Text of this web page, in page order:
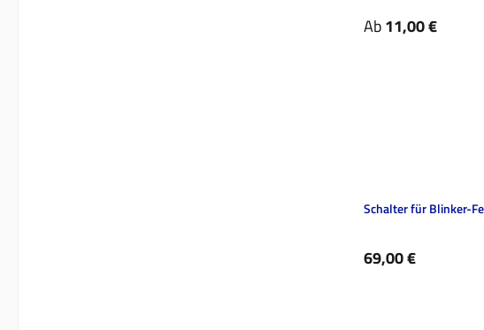
Regulärer Preis:
Ab11,00 €
Schalter für Blinker-
Regulärer Preis:
69,00 €